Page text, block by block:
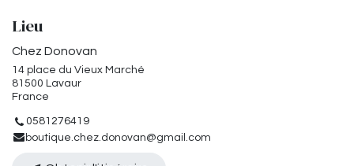
Lieu
Chez Donovan
14 place du Vieux Marché
81500 Lavaur
France
0581276419
boutique.chez.donovan@gmail.com